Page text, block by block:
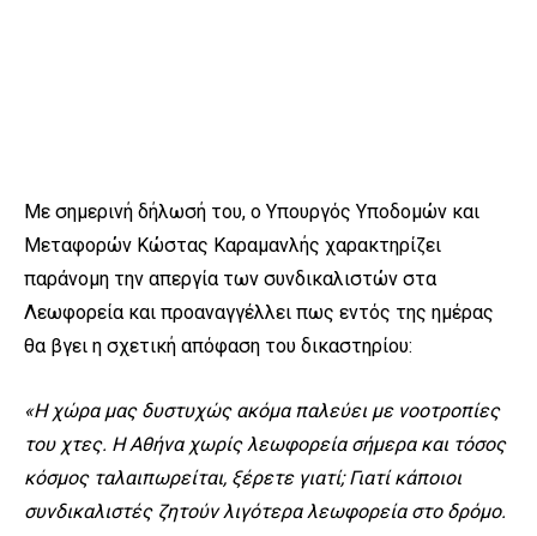
Με σημερινή δήλωσή του, ο Υπουργός Υποδομών και
Μεταφορών Κώστας Καραμανλής χαρακτηρίζει
παράνομη την απεργία των συνδικαλιστών στα
Λεωφορεία και προαναγγέλλει πως εντός της ημέρας
θα βγει η σχετική απόφαση του δικαστηρίου:
«Η χώρα μας δυστυχώς ακόμα παλεύει με νοοτροπίες
του χτες. Η Αθήνα χωρίς λεωφορεία σήμερα και τόσος
κόσμος ταλαιπωρείται, ξέρετε γιατί; Γιατί κάποιοι
συνδικαλιστές ζητούν λιγότερα λεωφορεία στο δρόμο.